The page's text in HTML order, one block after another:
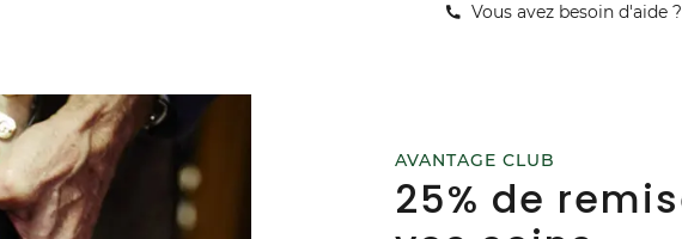
Vous avez besoin d'aide ?
AVANTAGE CLUB
25% de